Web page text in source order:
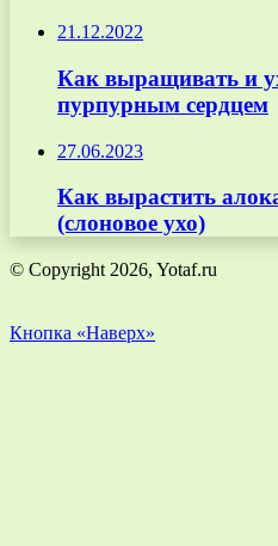
21.12.2022
Как выращивать и
пурпурным сердцем
27.06.2023
Как вырастить
(слоновое ухо)
© Copyright 2026, Yotaf.ru
Кнопка «Наверх»